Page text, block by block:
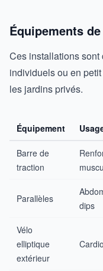
Équipements
Ces installations
individuels ou en
les jardins privés.
Équipement
Barre de
traction
Parallèles
dips
Vélo
elliptique
extérieur
Cardio